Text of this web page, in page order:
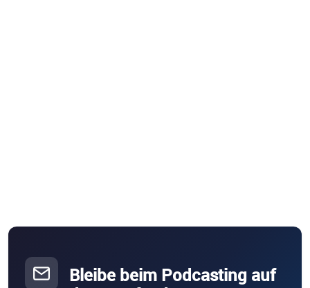
Bleibe beim Podcasting auf